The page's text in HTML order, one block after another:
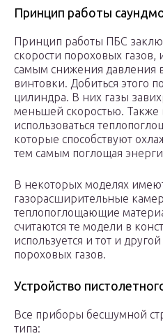
Принцип работы
Принцип работы ПБС
скорости пороховых
самым снижения давления
винтовки. Добиться этого
цилиндра. В них газы
меньшей скоростью. Также
использоваться
которые способствуют
тем самым поглощая
В некоторых моделях
газорасширительные
теплопоглощающие
считаются те модели в
используется и тот и
пороховых газов.
Устройство
Все приборы бесшумной
типа: